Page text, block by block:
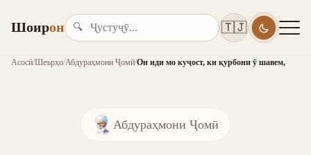
Шоирон 🔍 🇹🇯
Асосӣ/Шеърҳо/Абдураҳмони Ҷомӣ/Он иди мо куҷост, ки қурбони ӯ шавем,
Абдураҳмони Ҷомӣ